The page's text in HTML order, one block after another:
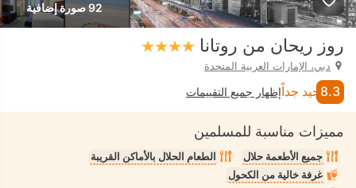
92 صورة إضافية
روز ريحان من روتانا
دبي، الإمارات العربية المتحدة
8.3 جيد جداًإظهار جميع التقييمات
مميزات مناسبة للمسلمين
جميع الأطعمة حلال
الطعام الحلال بالأماكن القريبة
غرفة خالية من الكحول